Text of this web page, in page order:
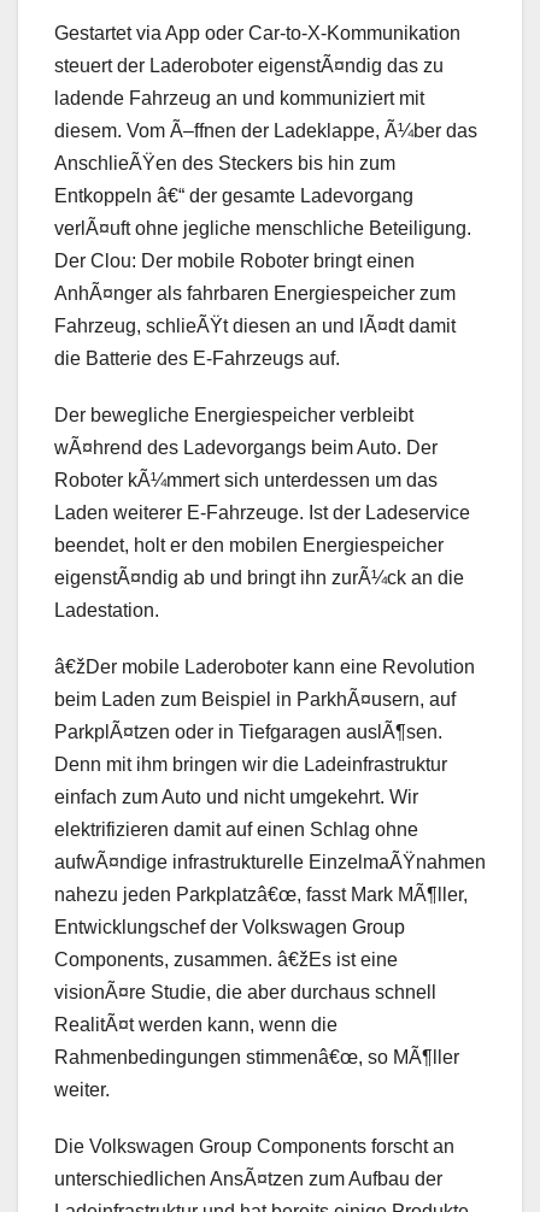
Gestartet via App oder Car-to-X-Kommunikation
steuert der Laderoboter eigenstÃ¤ndig das zu
ladende Fahrzeug an und kommuniziert mit
diesem. Vom Ã–ffnen der Ladeklappe, Ã¼ber das
AnschlieÃŸen des Steckers bis hin zum
Entkoppeln â€“ der gesamte Ladevorgang
verlÃ¤uft ohne jegliche menschliche Beteiligung.
Der Clou: Der mobile Roboter bringt einen
AnhÃ¤nger als fahrbaren Energiespeicher zum
Fahrzeug, schlieÃŸt diesen an und lÃ¤dt damit
die Batterie des E-Fahrzeugs auf.
Der bewegliche Energiespeicher verbleibt
wÃ¤hrend des Ladevorgangs beim Auto. Der
Roboter kÃ¼mmert sich unterdessen um das
Laden weiterer E-Fahrzeuge. Ist der Ladeservice
beendet, holt er den mobilen Energiespeicher
eigenstÃ¤ndig ab und bringt ihn zurÃ¼ck an die
Ladestation.
â€žDer mobile Laderoboter kann eine Revolution
beim Laden zum Beispiel in ParkhÃ¤usern, auf
ParkplÃ¤tzen oder in Tiefgaragen auslÃ¶sen.
Denn mit ihm bringen wir die Ladeinfrastruktur
einfach zum Auto und nicht umgekehrt. Wir
elektrifizieren damit auf einen Schlag ohne
aufwÃ¤ndige infrastrukturelle EinzelmaÃŸnahmen
nahezu jeden Parkplatzâ€œ, fasst Mark MÃ¶ller,
Entwicklungschef der Volkswagen Group
Components, zusammen. â€žEs ist eine
visionÃ¤re Studie, die aber durchaus schnell
RealitÃ¤t werden kann, wenn die
Rahmenbedingungen stimmenâ€œ, so MÃ¶ller
weiter.
Die Volkswagen Group Components forscht an
unterschiedlichen AnsÃ¤tzen zum Aufbau der